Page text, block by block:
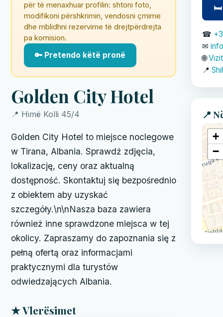
për të menaxhuar profilin: shtoni foto,
modifikoni përshkrimin, vendosni çmime
dhe mblidhni rezervime të drejtpërdrejta
pa komision.
🔑 Pretendo këtë pronë
Golden City Hotel
📍 Himë Kolli 45/4
Golden City Hotel to miejsce noclegowe
w Tirana, Albania. Sprawdź zdjęcia,
lokalizację, ceny oraz aktualną
dostępność. Skontaktuj się bezpośrednio
z obiektem aby uzyskać
szczegóły.\n\nNasza baza zawiera
również inne sprawdzone miejsca w tej
okolicy. Zapraszamy do zapoznania się z
pełną ofertą oraz informacjami
praktycznymi dla turystów
odwiedzających Albania.
★ Vlerësimet
🛏
☎
✉
🌐
📍
📍
+
−